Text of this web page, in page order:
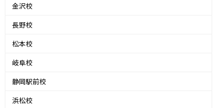
金沢校
長野校
松本校
岐阜校
静岡駅前校
浜松校